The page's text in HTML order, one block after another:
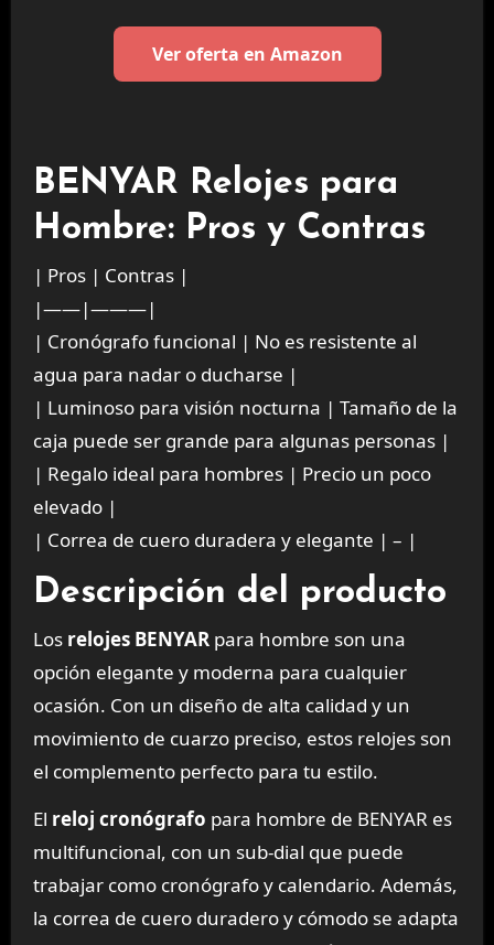
Ver oferta en Amazon
BENYAR Relojes para
Hombre: Pros y Contras
| Pros | Contras |
|——|———|
| Cronógrafo funcional | No es resistente al
agua para nadar o ducharse |
| Luminoso para visión nocturna | Tamaño de la
caja puede ser grande para algunas personas |
| Regalo ideal para hombres | Precio un poco
elevado |
| Correa de cuero duradera y elegante | – |
Descripción del producto
Los relojes BENYARpara hombre son una
opción elegante y moderna para cualquier
ocasión. Con un diseño de alta calidad y un
movimiento de cuarzo preciso, estos relojes son
el complemento perfecto para tu estilo.
El reloj cronógrafo para hombre de BENYAR es
multifuncional, con un sub-dial que puede
trabajar como cronógrafo y calendario. Además,
la correa de cuero duradero y cómodo se adapta